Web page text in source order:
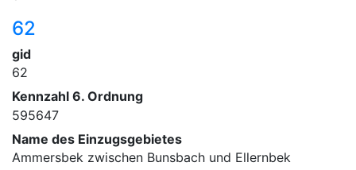
62
gid
62
Kennzahl 6. Ordnung
595647
Name des Einzugsgebietes
Ammersbek zwischen Bunsbach und Ellernbek